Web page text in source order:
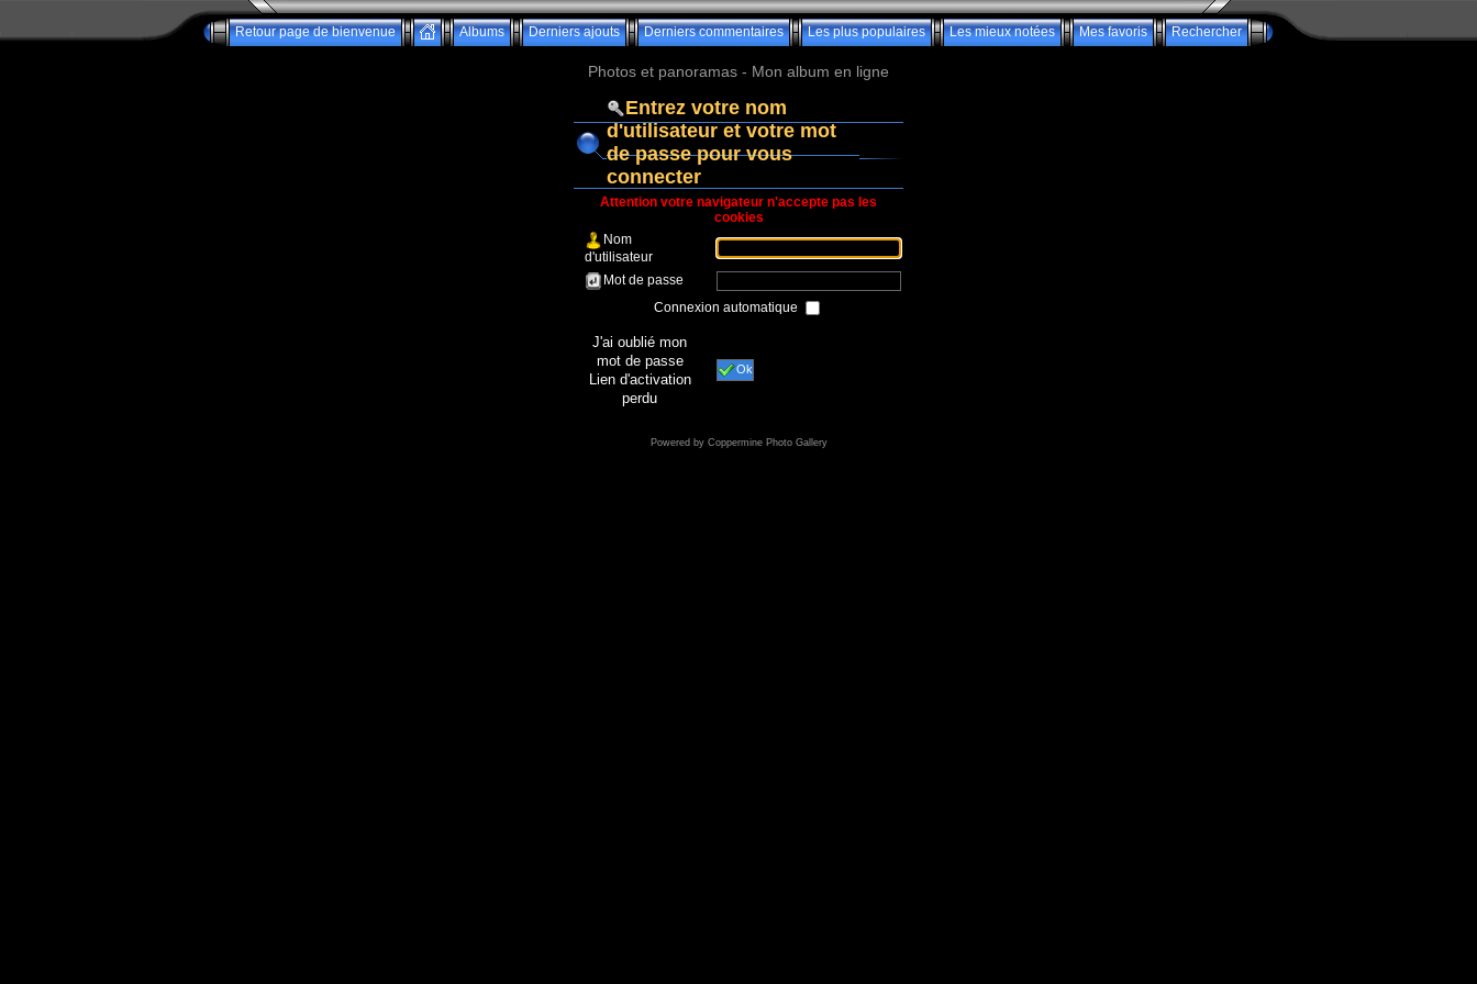
Retour page de bienvenue Albums Derniers ajouts Derniers commentaires Les plus populaires Les mieux notées Mes favoris Rechercher
Photos et panoramas - Mon album en ligne
Entrez votre nom
d'utilisateur et votre mot
de passe pour vous
connecter
Attention votre navigateur n'accepte pas les
cookies
Nom
d'utilisateur
Mot de passe
Connexion automatique
J'ai oublié mon
mot de passe
Lien d'activation
perdu
Ok
Powered by Coppermine Photo Gallery